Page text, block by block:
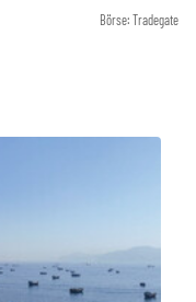
Börse: Tradegate